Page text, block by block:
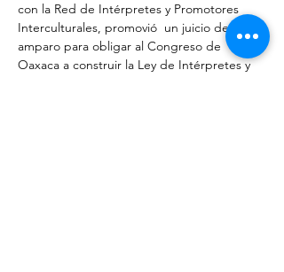
con la Red de Intérpretes y Promotores
Interculturales, promovió  un juicio de
amparo para obligar al Congreso de
Oaxaca a construir la Ley de Intérpretes y